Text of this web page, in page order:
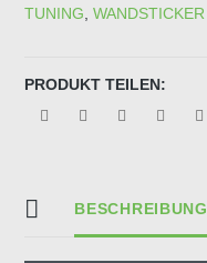
TUNING ,WANDSTICKER
PRODUKT TEILEN:
BESCHREIBUNG